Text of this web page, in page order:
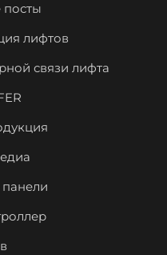
лифтов
связи лифта